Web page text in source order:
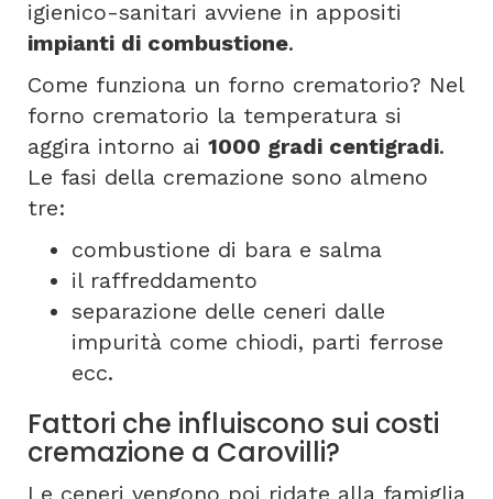
igienico-sanitari avviene in appositi
impianti di combustione.
Come funziona un forno crematorio? Nel
forno crematorio la temperatura si
aggira intorno ai 1000 gradi centigradi.
Le fasi della cremazione sono almeno
tre:
combustione di bara e salma
il raffreddamento
separazione delle ceneri dalle
impurità come chiodi, parti ferrose
ecc.
Fattori che influiscono sui costi
cremazione a Carovilli?
Le ceneri vengono poi ridate alla famiglia